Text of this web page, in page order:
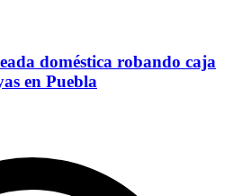
doméstica robando caja
en Puebla